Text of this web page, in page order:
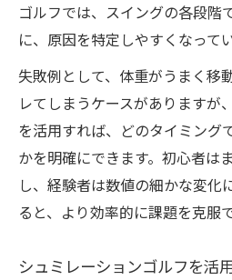
ゴルフでは、スイングの各段階
に、原因を特定しやすくなって
失敗例として、体重がうまく移
レてしまうケースがありますが
を活用すれば、どのタイミング
かを明確にできます。初心者は
し、経験者は数値の細かな変化
ると、より効率的に課題を克服
シュミレーションゴルフを活